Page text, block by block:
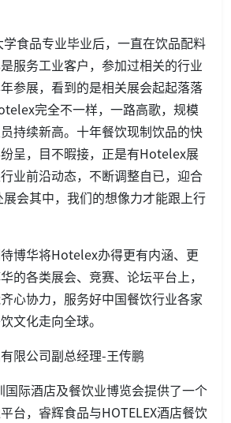
食品专业毕业后，一直在饮品配料
服务工业客户，参加过相关的行业
参展，看到的是相关展会起起落落
完全不一样，一路高歌，规模
持续新高。十年餐饮现制饮品的快
呈，目不暇接，正是有Hotelex展
业前沿动态，不断调整自已，迎合
会其中，我们的想像力才能跟上行
博华将Hotelex办得更有内涵、更
的各类展会、竞赛、论坛平台上，
心协力，服务好中国餐饮行业各家
文化走向全球。
限公司副总经理-王传鹏
国际酒店及餐饮业博览会提供了一个
台，睿辉食品与HOTELEX酒店餐饮